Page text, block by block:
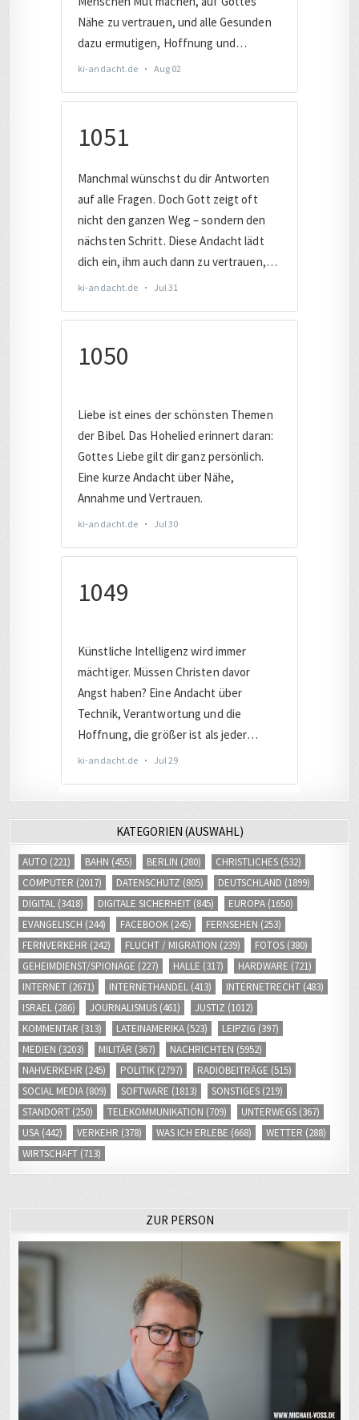
(455) BERLIN(280) CHRISTLICHES
COMPUTER(2017) DATENSCHUTZ(805) DEUTSCHLAND(1899)
DIGITAL(3418) DIGITALE SICHERHEIT(845) EUROPA(1650)
EVANGELISCH(244) FACEBOOK(245) FERNSEHEN(253)
FERNVERKEHR (242) FLUCHT / MIGRATION(239) FOTOS(380)
GEHEIMDIENST/SPIONAGE(227) HALLE (317) HARDWARE
INTERNET(2671) INTERNETHANDEL(413) INTERNETRECHT(483)
ISRAEL(286) JOURNALISMUS(461) JUSTIZ(1012)
KOMMENTAR(313) LATEINAMERIKA(523) LEIPZIG(397)
MEDIEN(3203) MILITÄR(367) NACHRICHTEN(5952)
NAHVERKEHR(245) POLITIK(2797) RADIOBEITRÄGE(515)
SOCIAL MEDIA(809) SOFTWARE(1813) SONSTIGES(219)
STANDORT(250) TELEKOMMUNIKATION(709) UNTERWEGS
USA(442) VERKEHR(378) WAS ICH ERLEBE(668) WETTER
WIRTSCHAFT(713)
Ich bin Journalist. Für ein öffentlich-rechtliches